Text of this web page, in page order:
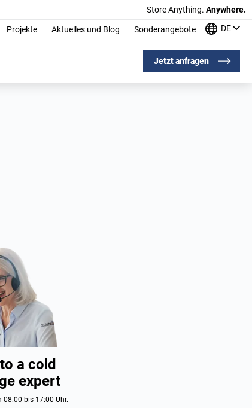
Store Anything. Anywhere.
Projekte Aktuelles und Blog Sonderangebote DE
Jetzt anfragen
a cold
expert
08:00 bis 17:00 Uhr.